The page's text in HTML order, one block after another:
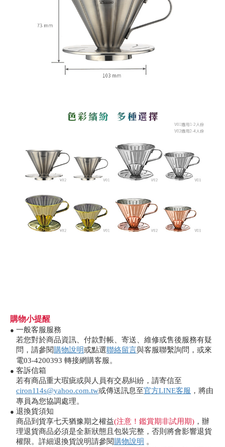
購物小提醒
● 一般客服服務
若您對於商品資訊、付款對帳、寄送、維修或售後服務有疑
問，請參閱購物說明或點選聯絡留言與客服聯繫詢問，或來
電03-4200393 轉接網購客服。
● 客訴信箱
若有商品重大瑕疵或與人員有交易糾紛，請寄信至
ciron114s@yahoo.com.tw或傳送訊息至官方LINE客服 ，將由
專員為您協調處理。
● 退換貨須知
商品到貨享七天猶豫期之權益(注意！鑑賞期非試用期) ，辦
理退貨商品必須是全新狀態且包裝完整，否則將會影響退貨
權限。詳細退換貨說明請參閱購物說明 。